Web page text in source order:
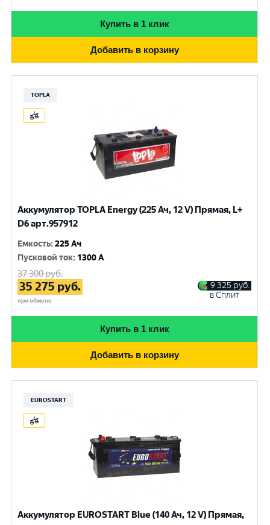
Купить в 1 клик
Добавить в корзину
TOPLA
Аккумулятор TOPLA Energy (225 Ач, 12 V) Прямая, L+
D6 арт.957912
Емкость:225 Ач
Пусковой ток: 1300 A
37 300руб.
35 275 руб.
при обмене
9 325 руб.
в Сплит
Купить в 1 клик
Добавить в корзину
EUROSTART
Аккумулятор EUROSTART Blue (140 Ач, 12 V) Прямая,